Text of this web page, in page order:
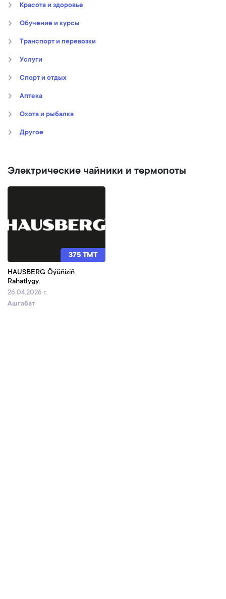
Kрасота и здоровье
Обучение и курсы
Транспорт и перевозки
Услуги
Спорт и отдых
Аптека
Охота и рыбалка
Другое
Электрические чайники и термопоты
375 TMT
HAUSBERG Öýüňiziň
Rahatlygy.
26.04.2026 г.
Ашгабат